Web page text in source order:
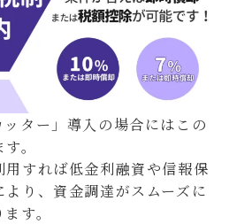
ター」導入の場合にはこの
。
用すれば低金利融資や信報保
り、資金調達がスムーズに
す。